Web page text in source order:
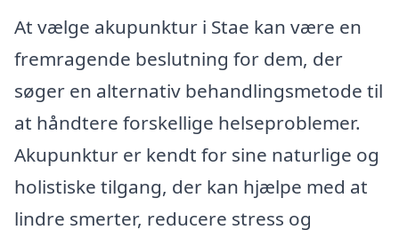
At vælge akupunktur i Stae kan være en
fremragende beslutning for dem, der
søger en alternativ behandlingsmetode til
at håndtere forskellige helseproblemer.
Akupunktur er kendt for sine naturlige og
holistiske tilgang, der kan hjælpe med at
lindre smerter, reducere stress og